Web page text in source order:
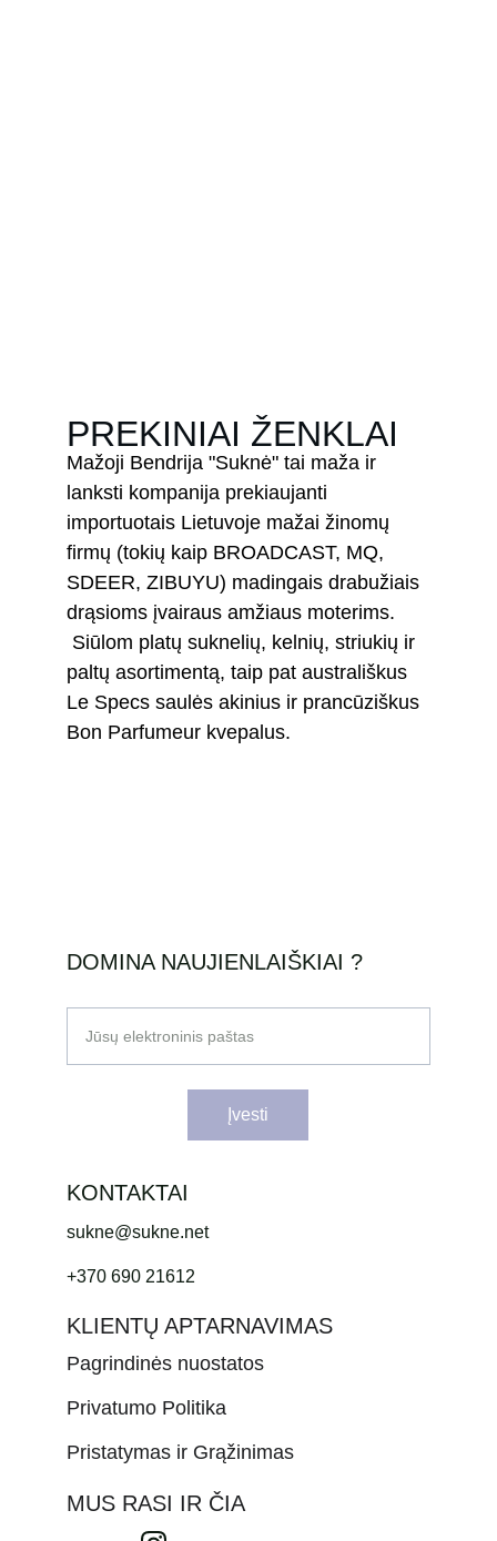
PREKINIAI ŽENKLAI
Mažoji Bendrija "Suknė" tai maža ir
lanksti kompanija prekiaujanti
importuotais Lietuvoje mažai žinomų
firmų (tokių kaip BROADCAST, MQ,
SDEER, ZIBUYU) madingais drabužiais
drąsioms įvairaus amžiaus moterims.
paltų asortimentą, taip pat australiškus
Le Specs saulės akinius ir prancūziškus
Bon Parfumeur kvepalus.
KONTAKTAI
Įvesti
sukne@sukne.net
MUS RASI IR ČIA
DOMINA NAUJIENLAIŠKIAI ?
+370 690 21612
KLIENTŲ APTARNAVIMAS
Pagrindinės nuostatos
Privatumo Politika
Pristatymas ir Grąžinimas